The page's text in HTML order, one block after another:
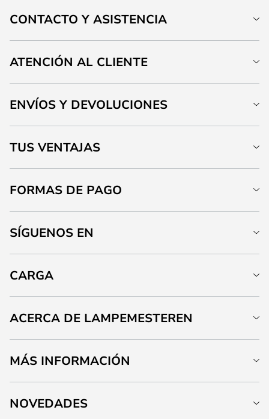
CONTACTO Y ASISTENCIA
ATENCIÓN AL CLIENTE
ENVÍOS Y DEVOLUCIONES
TUS VENTAJAS
FORMAS DE PAGO
SÍGUENOS EN
CARGA
ACERCA DE LAMPEMESTEREN
MÁS INFORMACIÓN
NOVEDADES